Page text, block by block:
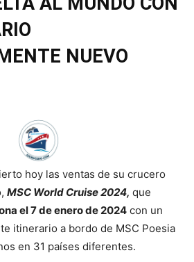
NUEVO
hoy las ventas de su crucero
MSC World Cruise 2024, que
el 7 de enero de 2024 con un
itinerario a bordo de MSC Poesia
en 31 países diferentes.